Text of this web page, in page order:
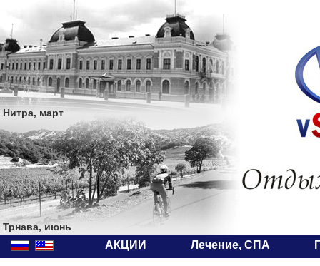
Нитра, март
Трнава, июнь
АКЦИИ Лечение, СПА